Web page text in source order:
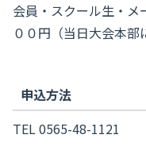
会員・スクール生・
００円（当日大会本部
申込方法
TEL 0565-48-1121